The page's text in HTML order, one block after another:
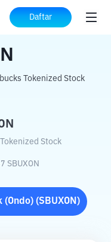
Daftar
ke SBUXON
Tokenized Stock
Stock
SBUXON
(Ondo)(SBUXON )